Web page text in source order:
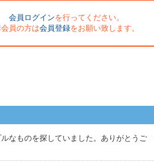
会員ログインを行ってください。
員の方は会員登録をお願い致します。
なものを探していました。ありがとうご